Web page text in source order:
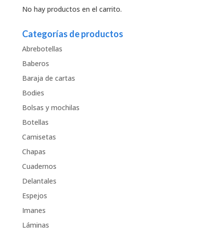
No hay productos en el carrito.
Categorías de productos
Abrebotellas
Baberos
Baraja de cartas
Bodies
Bolsas y mochilas
Botellas
Camisetas
Chapas
Cuadernos
Delantales
Espejos
Imanes
Láminas